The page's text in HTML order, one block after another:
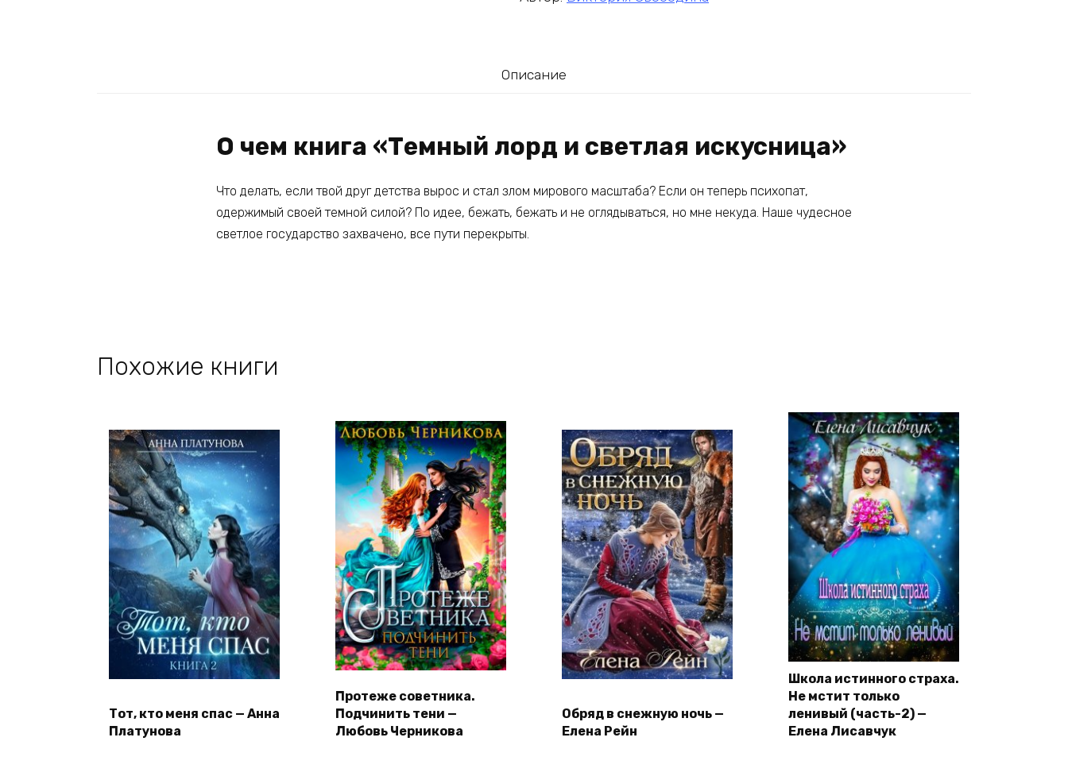
Описание
О чем книга «Темный лорд и светлая искусница»
Что делать, если твой друг детства вырос и стал злом мирового масштаба? Если он теперь психопат,
одержимый своей темной силой? По идее, бежать, бежать и не оглядываться, но мне некуда. Наше чудесное
светлое государство захвачено, все пути перекрыты.
Похожие книги
Тот, кто меня спас — Анна
Платунова
Протеже советника.
Подчинить тени —
Любовь Черникова
Обряд в снежную ночь —
Елена Рейн
Школа истинного страха.
Не мстит только
ленивый (часть-2) —
Елена Лисавчук